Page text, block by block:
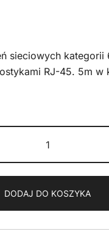
sieciowych kategorii
RJ-45. 5m w
Kabel
LAN
CAT
6
U/UTP
DODAJ DO KOSZYKA